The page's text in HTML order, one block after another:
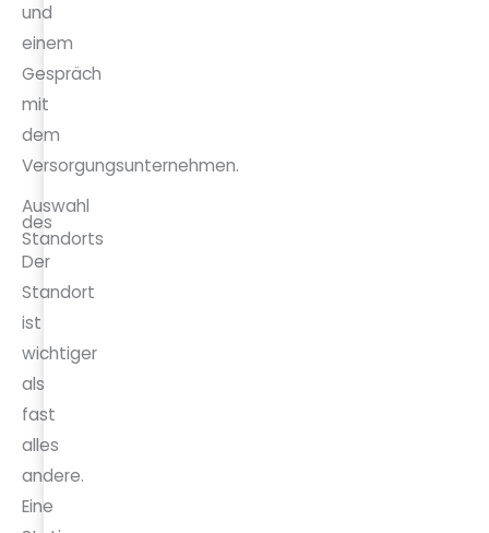
und
einem
Gespräch
mit
dem
Versorgungsunternehmen.
Auswahl
des
Standorts
Der
Standort
ist
wichtiger
als
fast
alles
andere.
Eine